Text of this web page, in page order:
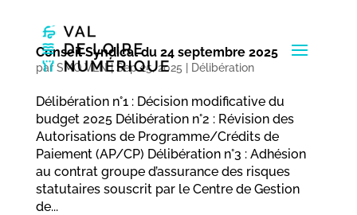
Conseil Syndical du 24 septembre 2025
parSMO VLN|Sep 25, 2025 Délibération
Délibération n°1 : Décision modificative du
budget 2025 Délibération n°2 : Révision des
Autorisations de Programme/Crédits de
Paiement (AP/CP) Délibération n°3 : Adhésion
au contrat groupe d’assurance des risques
statutaires souscrit par le Centre de Gestion
de...